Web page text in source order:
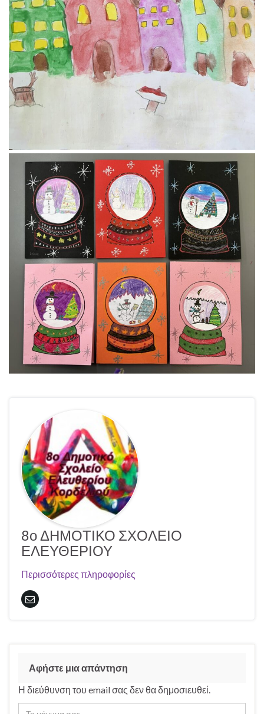
8ο ΔΗΜΟΤΙΚΟ ΣΧΟΛΕΙΟ
ΕΛΕΥΘΕΡΙΟΥ
Περισσότερες πληροφορίες
Αφήστε μια απάντηση
Η διεύθυνση του email σας δεν θα δημοσιευθεί.